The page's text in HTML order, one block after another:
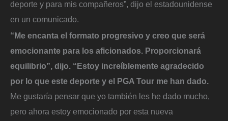
deporte y para mis compañeros”, dijo el estadounidense
en un comunicado.
“Me encanta el formato progresivo y creo que será
emocionante para los aficionados. Proporcionará
equilibrio”, dijo. “Estoy increíblemente agradecido
por lo que este deporte y el PGA Tour me han dado.
Me gustaría pensar que yo también les he dado mucho,
pero ahora estoy emocionado por esta nueva